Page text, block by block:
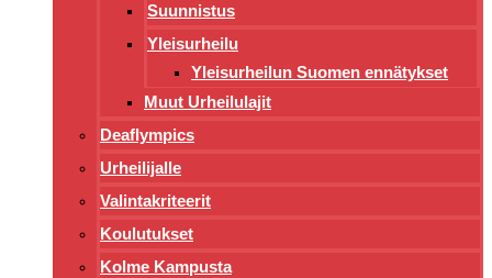
Suunnistus
Yleisurheilu
Yleisurheilun Suomen ennätykset
Muut Urheilulajit
Deaflympics
Urheilijalle
Valintakriteerit
Koulutukset
Kolme Kampusta